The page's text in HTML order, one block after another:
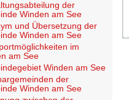
der
Winden am See
und Übersetzung der
Winden am See
im
am See
Winden am See
der
Winden am See